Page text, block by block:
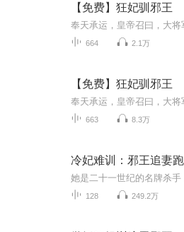
【免费】狂妃驯邪王
664 2.1万
【免费】狂妃驯邪王
663 8.3万
冷妃难训：邪王追妻跑
128 249.2万